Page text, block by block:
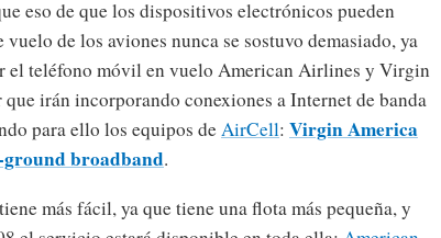
eso de que los dispositivos electrónicos pueden
de los aviones nunca se sostuvo demasiado, ya
el teléfono móvil en vuelo American Airlines y Virgin
irán incorporando conexiones a Internet de banda
para ello los equipos deAirCell: Virgin America
broadband.
más fácil, ya que tiene una flota más pequeña, y